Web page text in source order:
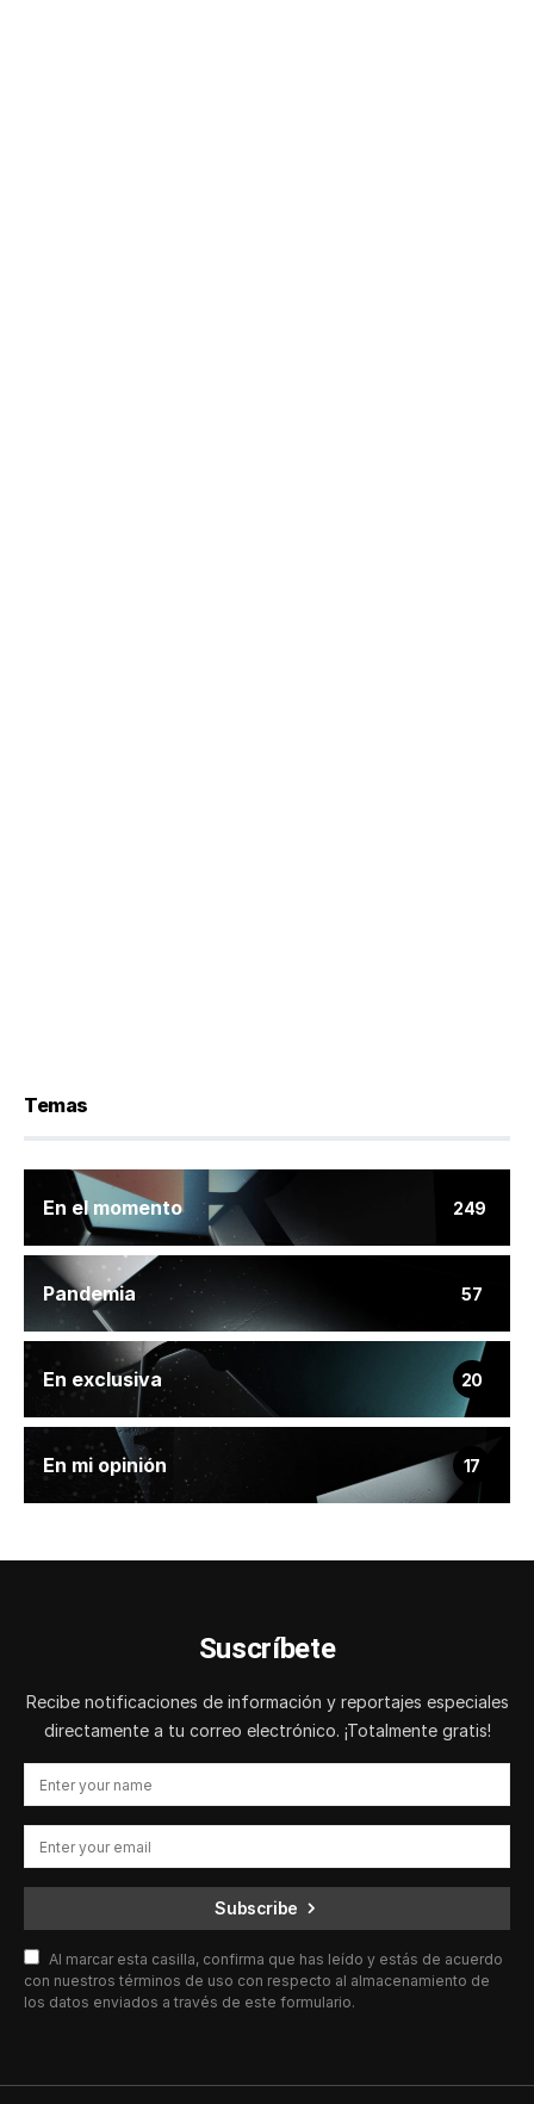
Temas
En el momento 249
Pandemia 57
En exclusiva 20
En mi opinión 17
Suscríbete
Recibe notificaciones de información y reportajes especiales
directamente a tu correo electrónico. ¡Totalmente gratis!
Subscribe
Al marcar esta casilla, confirma que has leído y estás de acuerdo
con nuestros términos de uso con respecto al almacenamiento de
los datos enviados a través de este formulario.